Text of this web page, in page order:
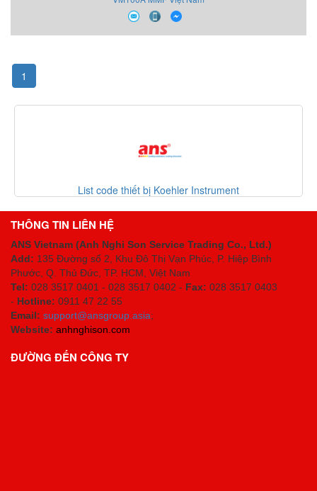
1
bị Koehler Instrument Danh mục thiết
THÔNG TIN LIÊN HỆ
ANS Vietnam (Anh Nghi Son Service Trading Co., Ltd.)
Add: 135 Đường số 2, Khu Đô Thị Vạn Phúc, P. Hiệp Bình
Phước, Q. Thủ Đức, TP. HCM , Việt Nam
Tel: 028 3517 0401 - 028 3517 0402 - Fax: 028 3517 0403
- Hotline: 0911 47 22 55
Email: support@ansgroup.asia;
Website: anhnghison.com
ĐƯỜNG ĐẾN CÔNG TY